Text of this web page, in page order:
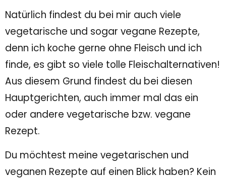
Natürlich findest du bei mir auch viele
vegetarische und sogar vegane Rezepte,
denn ich koche gerne ohne Fleisch und ich
finde, es gibt so viele tolle Fleischalternativen!
Aus diesem Grund findest du bei diesen
Hauptgerichten, auch immer mal das ein
oder andere vegetarische bzw. vegane
Rezept.
Du möchtest meine vegetarischen und
veganen Rezepte auf einen Blick haben? Kein